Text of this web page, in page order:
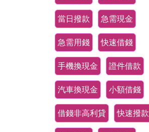
當日撥款 急需現金
急需用錢 快速借錢
手機換現金 證件借款
汽車換現金 小額借錢
借錢非高利貸 快速撥款